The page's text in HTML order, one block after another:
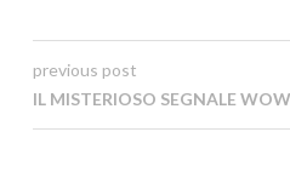
previous post
IL MISTERIOSO SEGNALE